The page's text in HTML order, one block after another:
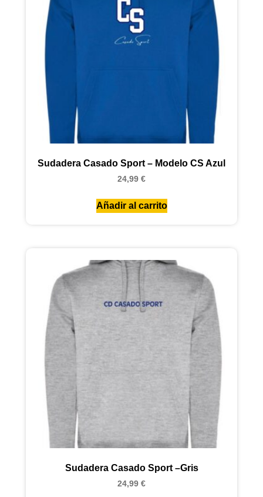
Sudadera Casado Sport – Modelo CS Azul
24,99 €
Añadir al carrito
Sudadera Casado Sport –Gris
24,99 €